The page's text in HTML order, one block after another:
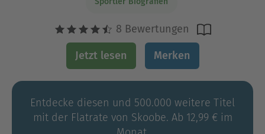
8 Bewertungen
Jetzt lesen Merken
Entdecke diesen und 500.000 weitere Titel
mit der Flatrate von Skoobe. Ab 12,99 € im